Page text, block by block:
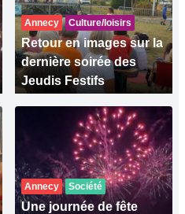
Annecy Culture/loisirs
Retour en images sur la
dernière soirée des
Jeudis Festifs
Annecy Société
Une journée de fête